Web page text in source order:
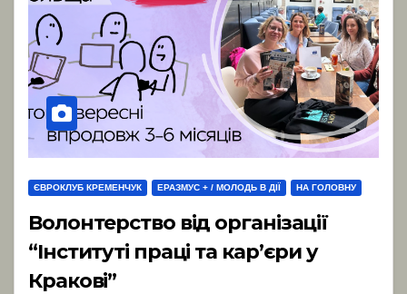
ЄВРОКЛУБ КРЕМЕНЧУК ЕРАЗМУС + / МОЛОДЬ В ДІЇ НА ГОЛОВНУ
Волонтерство від організації
“Інституті праці та кар’єри у
Кракові”